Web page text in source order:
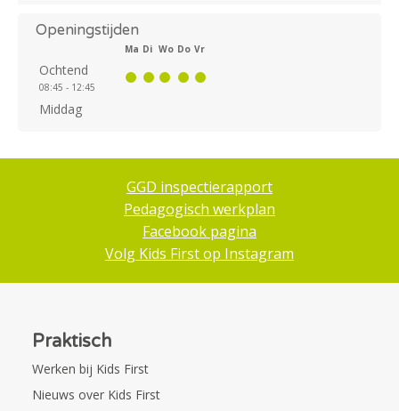
Openingstijden
Ma Di Wo Do Vr
Ochtend
08:45 - 12:45
Middag
GGD inspectierapport
Pedagogisch werkplan
Facebook pagina
Volg Kids First op Instagram
Praktisch
Werken bij Kids First
Nieuws over Kids First